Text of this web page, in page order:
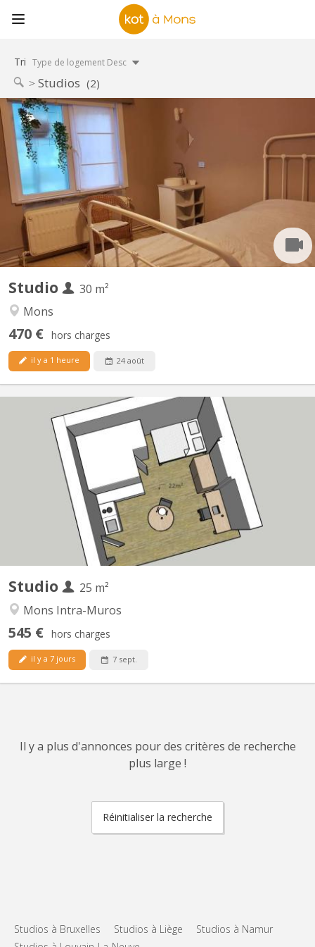
Tri Type de logement Desc
Studios (2)
Studio
30 m²
Mons
470 € hors charges
il y a 1 heure 24 août
Independent studio for rent, in a villa with garden, quiet area.
Furnished, available August 24 2026, for single (student, intern).
600 euros/month(including charges) Visits by appointment ,
Studio indépendant (3 pièces)dans villa avec jardin. Libre à partir
de 1 septembre 2026 Meublé avec...
Studio
25 m²
Mons Intra-Muros
545 € hors charges
il y a 7 jours 7 sept.
A louer très beau Kot/Studio individuel meublé , situé dans le
centre historique de Mons, dans un endroit calme, à proximité
des universités et Hautes Ecoles, des transports en commun (
gare SNCB et Tec ) des Grands Près , ( Shopping Center, Ikea) et
des salles de Sport ( Jim 's, Basic Fit ) Bail...
Il y a plus d'annonces pour des critères de recherche
plus large !
Réinitialiser la recherche
Studios à Bruxelles Studios à Liège
Studios à Namur